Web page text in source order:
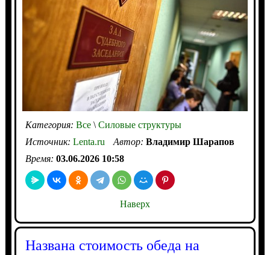
Категория: Все\Силовые структуры
Источник: Lenta.ru Автор: Владимир Шарапов
Время: 03.06.2026 10:58
Наверх
Названа стоимость обеда на